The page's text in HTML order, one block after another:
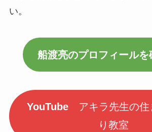
い。
船渡亮のプロフィールを
YouTube アキラ先生の住
り教室